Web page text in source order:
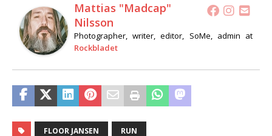
Mattias "Madcap"
Nilsson
Photographer, writer, editor, SoMe, admin at
Rockbladet
FLOOR JANSEN RUN